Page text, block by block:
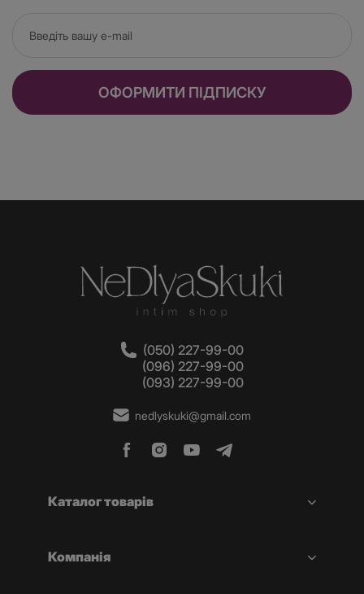
ОФОРМИТИ ПІДПИСКУ
(050) 227-99-00
(096) 227-99-00
(093) 227-99-00
nedlyskuki@gmail.com
Каталог товарів
Компанія